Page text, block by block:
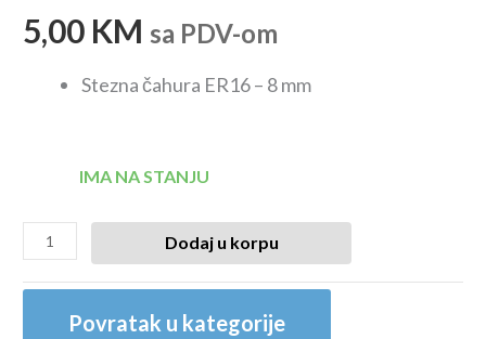
5,00 KM sa PDV-om
Stezna čahura ER16 – 8 mm
IMA NA STANJU
Dodaj u korpu
Povratak u kategorije